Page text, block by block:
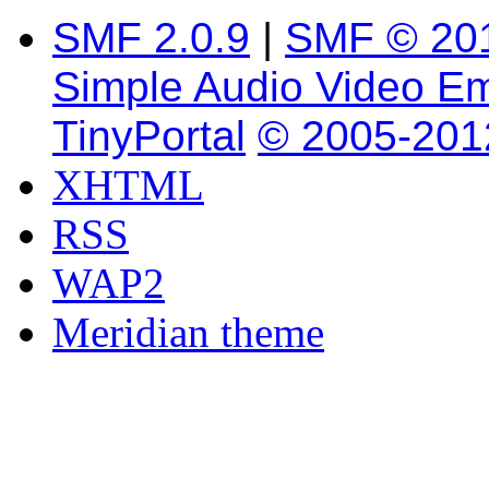
SMF 2.0.9 | SMF ©
Simple Audio Video
TinyPortal © 2005-
XHTML
RSS
WAP2
Meridian theme